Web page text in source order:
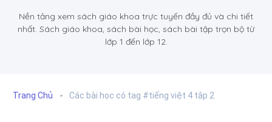
Nền tảng xem sách giáo khoa trực tuyến đầy đủ và chi tiết
nhất. Sách giáo khoa, sách bài học, sách bài tập trọn bộ từ
lớp 1 đến lớp 12.
Trang Chủ Các bài học có tag #tiếng việt 4 tập 2